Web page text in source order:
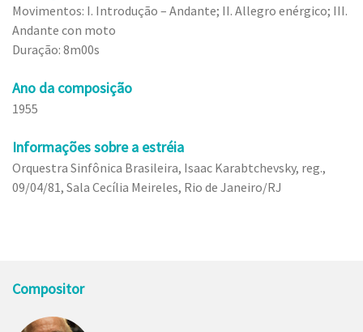
Movimentos: I. Introdução – Andante; II. Allegro enérgico; III.
Andante con moto
Duração: 8m00s
Ano da composição
1955
Informações sobre a estréia
Orquestra Sinfônica Brasileira, Isaac Karabtchevsky, reg.,
09/04/81, Sala Cecília Meireles, Rio de Janeiro/RJ
Compositor